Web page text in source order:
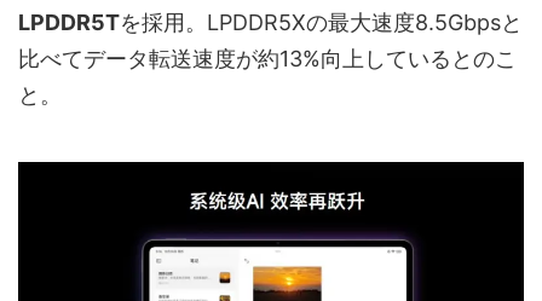
LPDDR5Tを採用。LPDDR5Xの最大速度8.5Gbpsと
比べてデータ転送速度が約13%向上しているとのこ
と。